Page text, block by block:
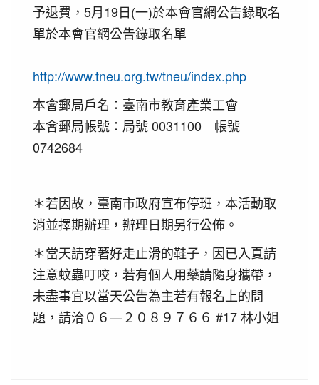
予退費，5月19日(一)於本會官網公告錄取名
單於本會官網公告錄取名單
http://www.tneu.org.tw/tneu/index.php
本會郵局戶名：臺南市教育產業工會
本會郵局帳號：局號 0031100 帳號
0742684
＊若因故，臺南市政府宣布停班，本活動取
消並擇期辦理，辦理日期另行公佈。
＊當天請穿著好走止滑的鞋子，因已入夏請
注意蚊蟲叮咬，若有個人用藥請隨身攜帶，
未盡事宜以當天公告為主若有報名上的問
題，請洽０６—２０８９７６６ #17 林小姐